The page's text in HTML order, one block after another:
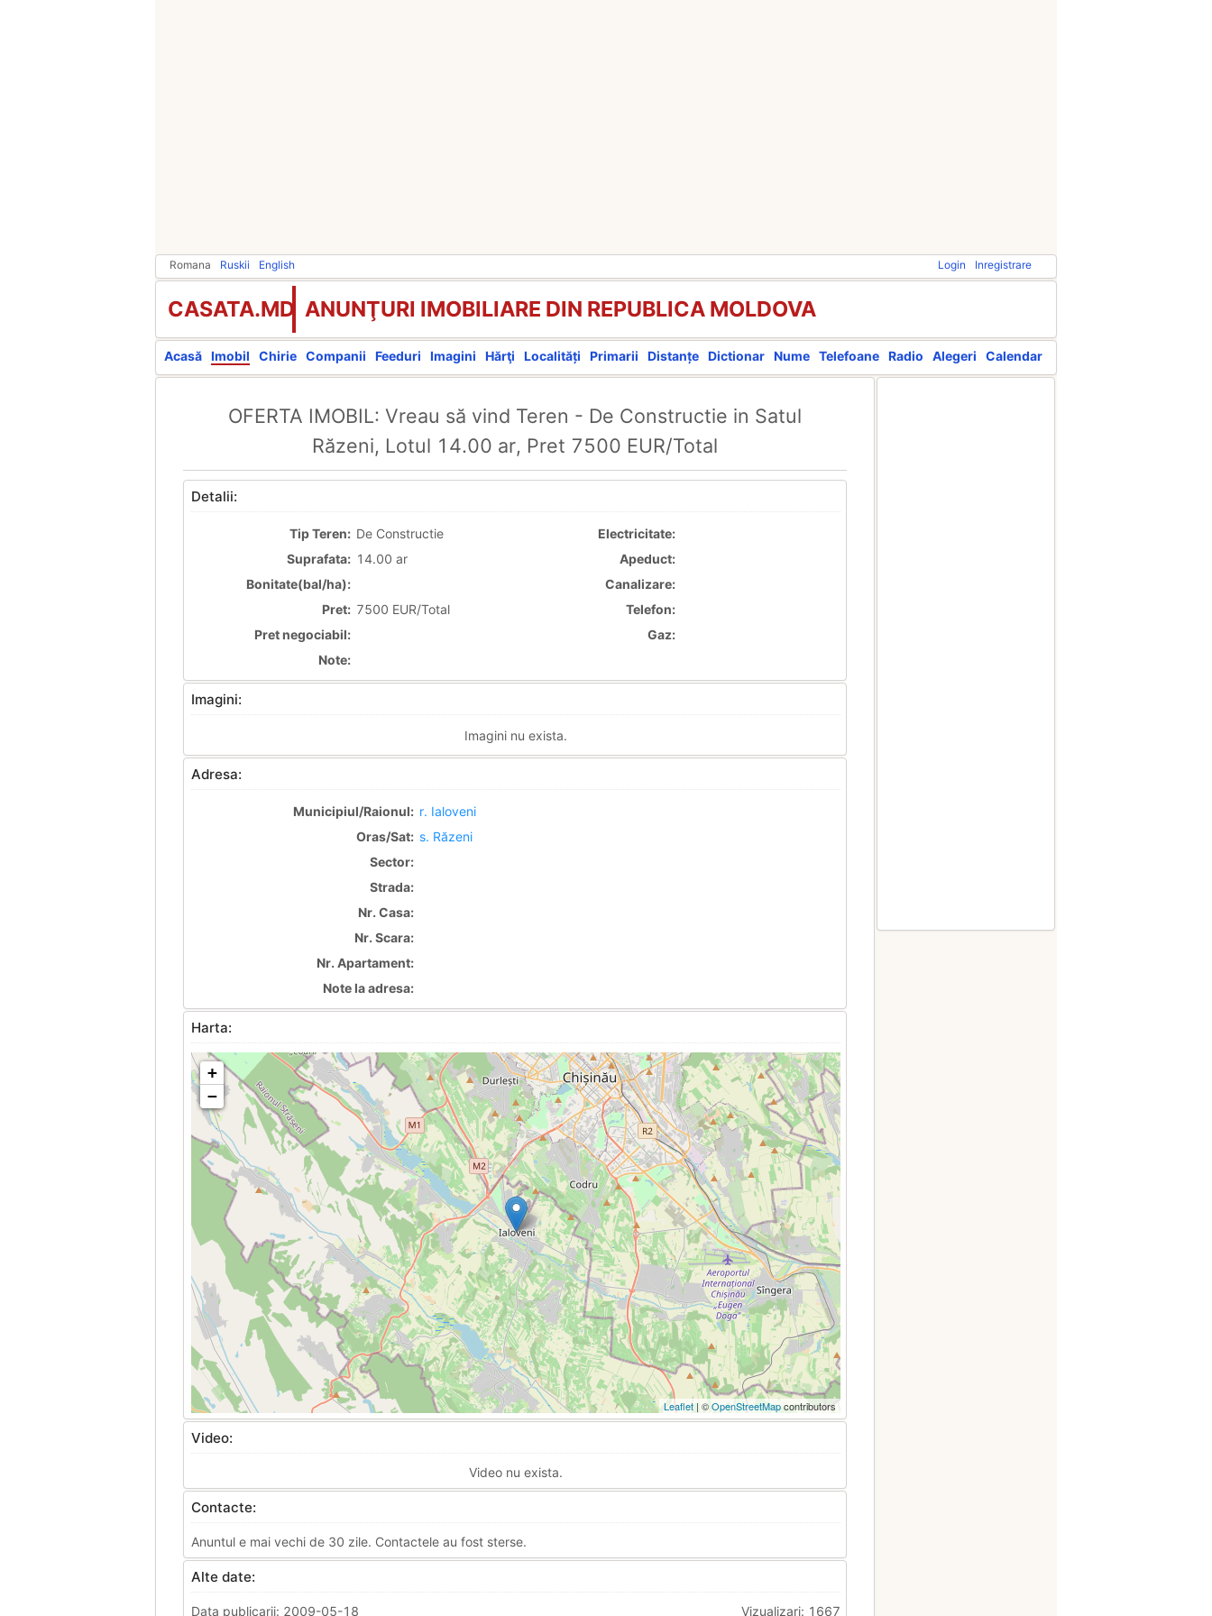
Romana Ruskii English Login Inregistrare
CASATA.MD ANUNŢURI IMOBILIARE DIN REPUBLICA MOLDOVA
Acasă Imobil Chirie Companii Feeduri Imagini Hărţi Localități Primarii Distanțe Dictionar Nume Telefoane Radio Alegeri Calendar
OFERTA IMOBIL: Vreau să vind Teren - De Constructie in Satul
Răzeni, Lotul 14.00 ar, Pret 7500 EUR/Total
Detalii:
Tip Teren: De Constructie
Electricitate:
Suprafata: 14.00 ar
Apeduct:
Bonitate(bal/ha):
Canalizare:
Pret: 7500 EUR/Total
Telefon:
Pret negociabil:
Gaz:
Note:
Imagini:
Imagini nu exista.
Adresa:
Municipiul/Raionul: r. Ialoveni
Oras/Sat: s. Răzeni
Sector:
Strada:
Nr. Casa:
Nr. Scara:
Nr. Apartament:
Note la adresa:
Harta:
+
−
Leaflet | ©OpenStreetMapcontributors
Video:
Video nu exista.
Contacte:
Anuntul e mai vechi de 30 zile. Contactele au fost sterse.
Alte date:
Data publicarii: 2009-05-18 Vizualizari: 1667